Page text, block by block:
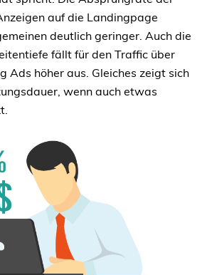
auf die Landingpage
deutlich geringer. Auch die
fällt für den Traffic über
Ads höher aus. Gleiches zeigt sich
wenn auch etwas